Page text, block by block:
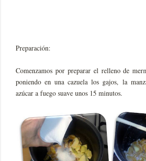
Preparación:
Comenzamos por preparar el relleno de
poniendo en una cazuela los gajos, la
azúcar a fuego suave unos 15 minutos.